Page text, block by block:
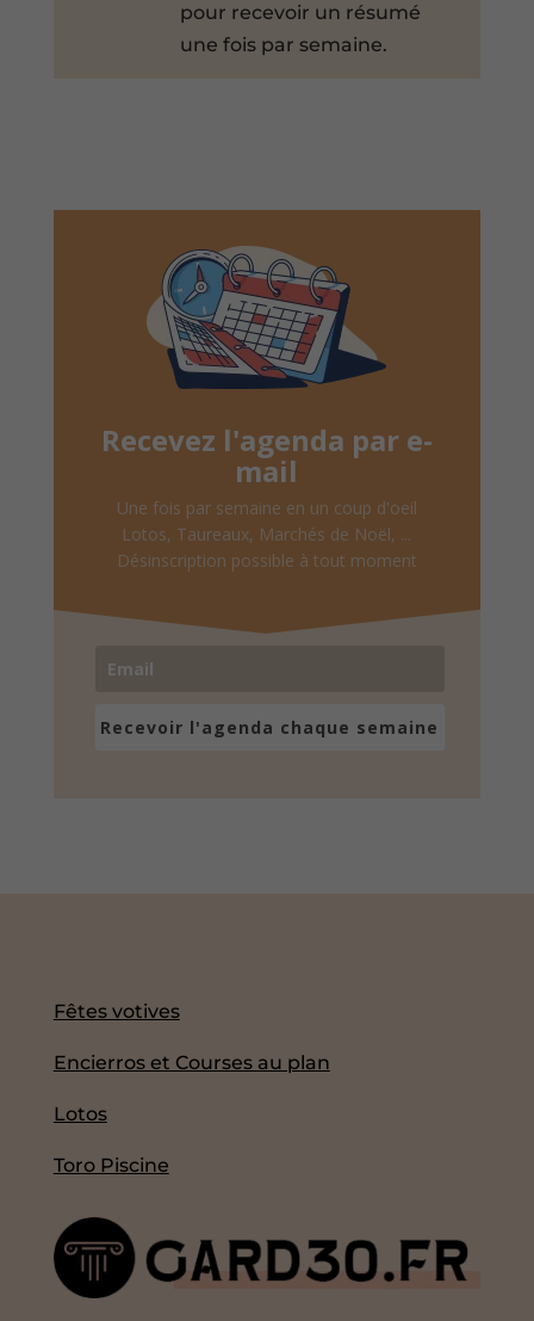
pour recevoir un résumé
une fois par semaine.
Recevez l'agenda par e-
mail
Une fois par semaine en un coup d'oeil
Lotos, Taureaux, Marchés de Noël, ...
Désinscription possible à tout moment
Recevoir l'agenda chaque semaine
Fêtes votives
Encierros et Courses au plan
Lotos
Toro Piscine